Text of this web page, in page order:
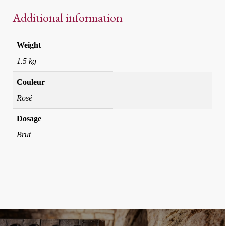
Additional information
Weight
1.5 kg
Couleur
Rosé
Dosage
Brut